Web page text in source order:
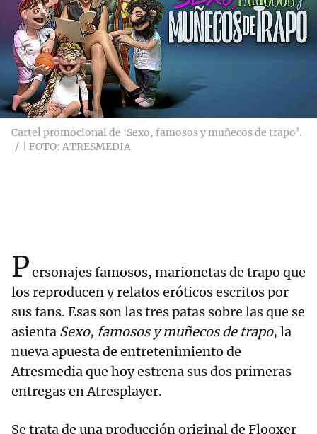
Cartel promocional de ‘Sexo, famosos y muñecos de trapo’.
| FOTO: ATRESMEDIA
Personajes famosos, marionetas de trapo que
los reproducen y relatos eróticos escritos por
sus fans. Esas son las tres patas sobre las que se
asienta Sexo, famosos y muñecos de trapo, la
nueva apuesta de entretenimiento de
Atresmedia que hoy estrena sus dos primeras
entregas en Atresplayer.
Se trata de una producción original de Flooxer